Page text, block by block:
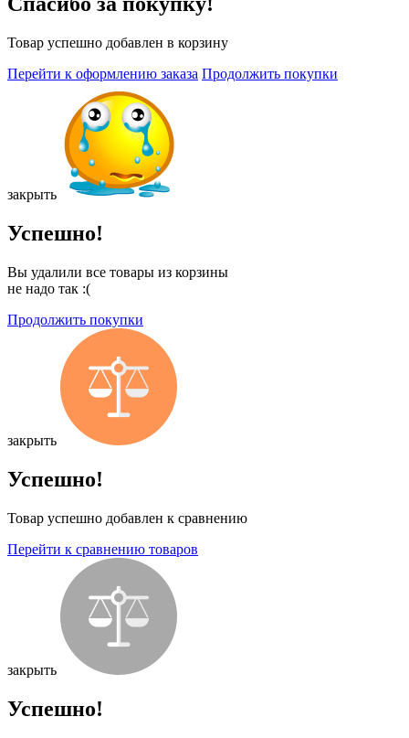
Товар успешно добавлен в корзину
Перейти к оформлению заказа Продолжить покупки
закрыть
Успешно!
Вы удалили все товары из корзины
не надо так :(
Продолжить покупки
закрыть
Успешно!
Товар успешно добавлен к сравнению
Перейти к сравнению товаров
закрыть
Успешно!